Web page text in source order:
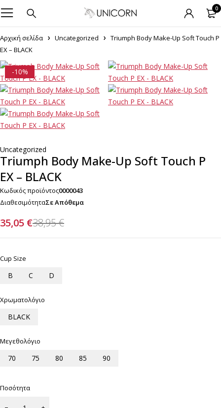
0
Αρχική σελίδα Uncategorized
Triumph Body Make-Up Soft Touch P
EX – BLACK
-10%
Uncategorized
Triumph Body Make-Up Soft Touch P
EX – BLACK
Κωδικός προϊόντος0000043
ΔιαθεσιμότηταΣε Απόθεμα
38,95€
35,05 €
Cup Size
B C D
Χρωματολόγιο
BLACK
Μεγεθολόγιο
70 75 80 85 90
Ποσότητα